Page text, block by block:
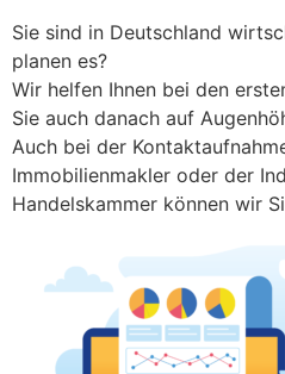
Sie sind in Deutschland
planen es?
Wir helfen Ihnen bei den
Sie auch danach auf
Auch bei der
Immobilienmakler oder der
Handelskammer können wir